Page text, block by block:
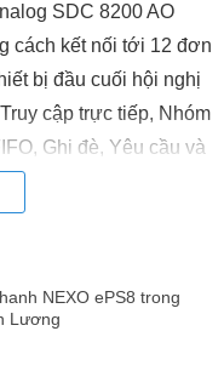
SDC 8200 AO
cách kết nối tới 12 đơn
bị đầu cuối hội nghị
cập trực tiếp, Nhóm
Ghi đè, Yêu cầu và
PC: Không yêu
(tùy thuộc vào chế
kênh phiên dịch)
NEXO ePS8 trong
Lương